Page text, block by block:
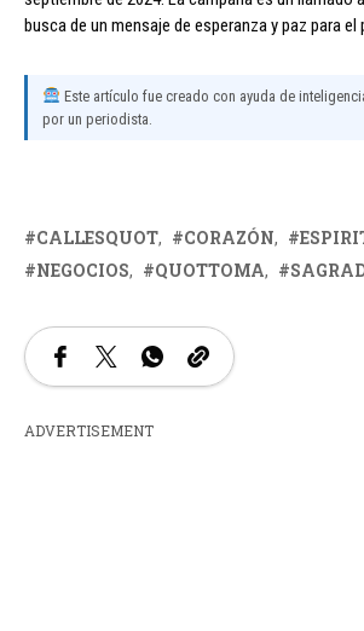
busca de un mensaje de esperanza y paz para
Este artículo fue creado con ayuda de
por un periodista.
CALLESQUOT CORAZÓN
NEGOCIOS
QUOTTOMA
ADVERTISEMENT